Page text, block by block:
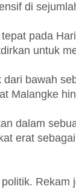
di
pada
untuk
bawah
Malangke
dalam
erat
Rekam